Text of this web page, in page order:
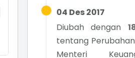
04 Des 2017
Diubah dengan
tentang
Menteri